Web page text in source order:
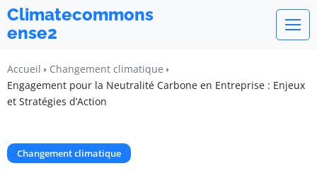
Climatecommons
ense2
Accueil
Changement climatique
Engagement pour la Neutralité Carbone en Entreprise : Enjeux
et Stratégies d’Action
Changement climatique